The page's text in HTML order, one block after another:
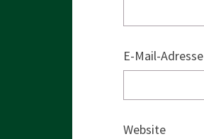
E-Mail-Adresse
Website